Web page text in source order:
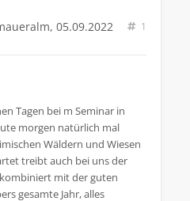
05.09.2022
1
Tagen bei m Seminar in
morgen natürlich mal
Wäldern und Wiesen
treibt auch bei uns der
mit der guten
gesamte Jahr, alles